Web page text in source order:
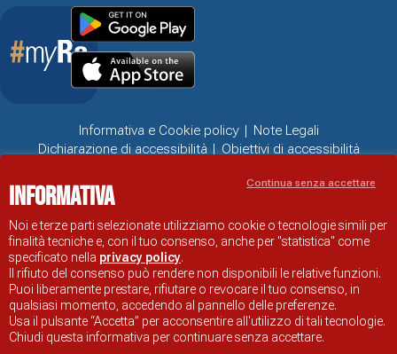
Informativa e Cookie policy
Note Legali
Dichiarazione di accessibilità
Obiettivi di accessibilità
SITO UFFICIALE DI INFORMAZIONE TURISTICA DI RAVENNA
Informativa
Noi e terze parti selezionate utilizziamo cookie o tecnologie simili per
finalità tecniche e, con il tuo consenso, anche per "statistica" come
specificato nella privacy policy.
Il rifiuto del consenso può rendere non disponibili le relative funzioni.
Puoi liberamente prestare, rifiutare o revocare il tuo consenso, in
qualsiasi momento, accedendo al pannello delle preferenze.
Usa il pulsante “Accetta” per acconsentire all'utilizzo di tali tecnologie.
Chiudi questa informativa per continuare senza accettare.
Continua senza accettare